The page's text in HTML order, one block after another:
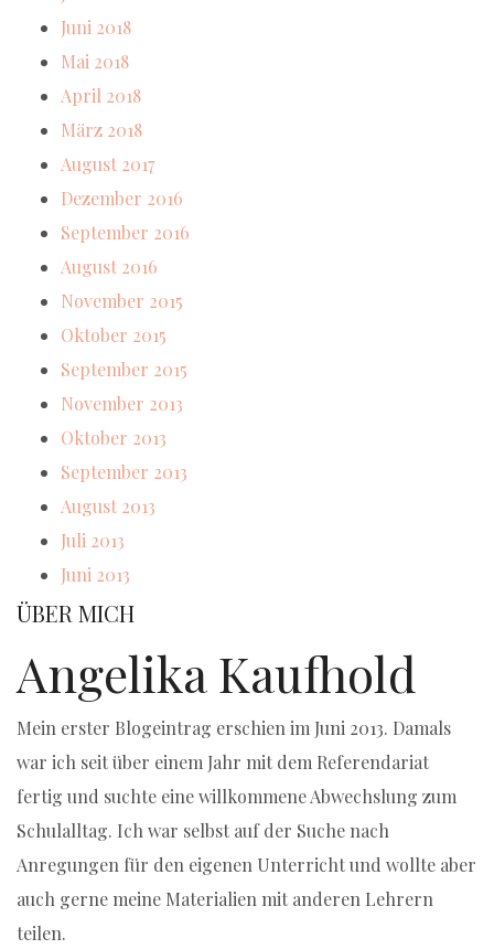
Juni 2018
Mai 2018
April 2018
März 2018
August 2017
Dezember 2016
September 2016
August 2016
November 2015
Oktober 2015
September 2015
November 2013
Oktober 2013
September 2013
August 2013
Juli 2013
Juni 2013
ÜBER MICH
Angelika Kaufhold
Mein erster Blogeintrag erschien im Juni 2013. Damals
war ich seit über einem Jahr mit dem Referendariat
fertig und suchte eine willkommene Abwechslung zum
Schulalltag. Ich war selbst auf der Suche nach
Anregungen für den eigenen Unterricht und wollte aber
auch gerne meine Materialien mit anderen Lehrern
teilen.